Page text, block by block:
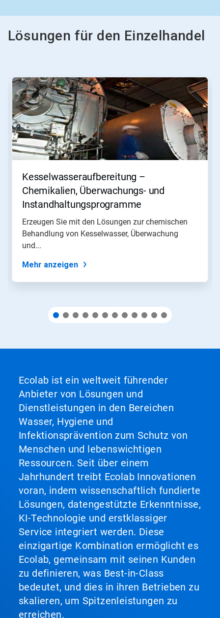
Lösungen für den Einzelhandel
Dies
ist
ein
Karussell.
Nutzen
Sie
die
Schaltflächen
Weiter
und
Punkten
einer
Kesselwasseraufbereitung –
Chemikalien, Überwachungs- und
Instandhaltungsprogramme
Erzeugen Sie mit den Lösungen zur chemischen
Behandlung von Kesselwasser, Überwachung
und...
Mehr anzeigen
Ecolab ist ein weltweit führender
Anbieter von Lösungen und
Dienstleistungen in den Bereichen
Wasser, Hygiene und
Infektionsprävention zum Schutz von
Menschen und lebenswichtigen
Ressourcen. Seit über einem
Jahrhundert treibt Ecolab Innovationen
voran, indem wissenschaftlich fundierte
Lösungen, datengestützte Erkenntnisse,
KI-Technologie und erstklassiger
Service integriert werden. Diese
einzigartige Kombination ermöglicht es
Ecolab, gemeinsam mit seinen Kunden
zu definieren, was Best-in-Class
bedeutet, und dies in ihren Betrieben zu
skalieren, um Spitzenleistungen zu
erreichen.